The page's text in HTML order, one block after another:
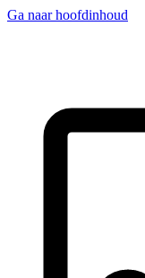
Ga naar hoofdinhoud